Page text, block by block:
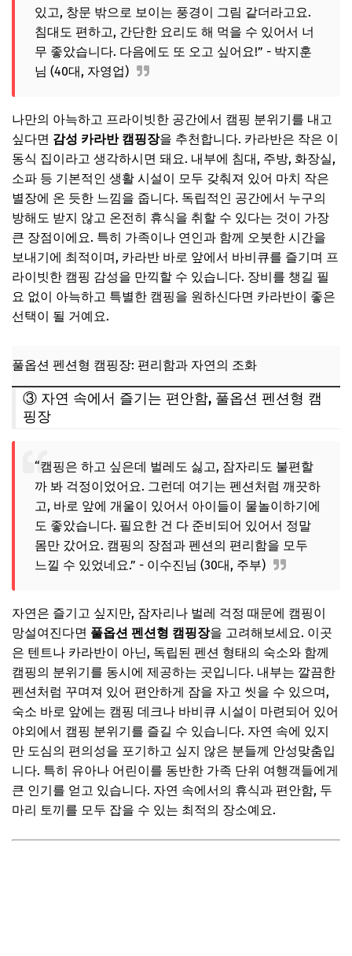
있고, 창문 밖으로 보이는 풍경이 그림 같더라고요.
침대도 편하고, 간단한 요리도 해 먹을 수 있어서 너
무 좋았습니다. 다음에도 또 오고 싶어요!” - 박지훈
님 (40대, 자영업)
나만의 아늑하고 프라이빗한 공간에서 캠핑 분위기를 내고
싶다면 감성 카라반 캠핑장을 추천합니다. 카라반은 작은 이
동식 집이라고 생각하시면 돼요. 내부에 침대, 주방, 화장실,
소파 등 기본적인 생활 시설이 모두 갖춰져 있어 마치 작은
별장에 온 듯한 느낌을 줍니다. 독립적인 공간에서 누구의
방해도 받지 않고 온전히 휴식을 취할 수 있다는 것이 가장
큰 장점이에요. 특히 가족이나 연인과 함께 오붓한 시간을
보내기에 최적이며, 카라반 바로 앞에서 바비큐를 즐기며 프
라이빗한 캠핑 감성을 만끽할 수 있습니다. 장비를 챙길 필
요 없이 아늑하고 특별한 캠핑을 원하신다면 카라반이 좋은
선택이 될 거예요.
풀옵션 펜션형 캠핑장: 편리함과 자연의 조화
③ 자연 속에서 즐기는 편안함, 풀옵션 펜션형 캠
핑장
“캠핑은 하고 싶은데 벌레도 싫고, 잠자리도 불편할
까 봐 걱정이었어요. 그런데 여기는 펜션처럼 깨끗하
고, 바로 앞에 개울이 있어서 아이들이 물놀이하기에
도 좋았습니다. 필요한 건 다 준비되어 있어서 정말
몸만 갔어요. 캠핑의 장점과 펜션의 편리함을 모두
느낄 수 있었네요.” - 이수진님 (30대, 주부)
자연은 즐기고 싶지만, 잠자리나 벌레 걱정 때문에 캠핑이
망설여진다면 풀옵션 펜션형 캠핑장을 고려해보세요. 이곳
은 텐트나 카라반이 아닌, 독립된 펜션 형태의 숙소와 함께
캠핑의 분위기를 동시에 제공하는 곳입니다. 내부는 깔끔한
펜션처럼 꾸며져 있어 편안하게 잠을 자고 씻을 수 있으며,
숙소 바로 앞에는 캠핑 데크나 바비큐 시설이 마련되어 있어
야외에서 캠핑 분위기를 즐길 수 있습니다. 자연 속에 있지
만 도심의 편의성을 포기하고 싶지 않은 분들께 안성맞춤입
니다. 특히 유아나 어린이를 동반한 가족 단위 여행객들에게
큰 인기를 얻고 있습니다. 자연 속에서의 휴식과 편안함, 두
마리 토끼를 모두 잡을 수 있는 최적의 장소예요.